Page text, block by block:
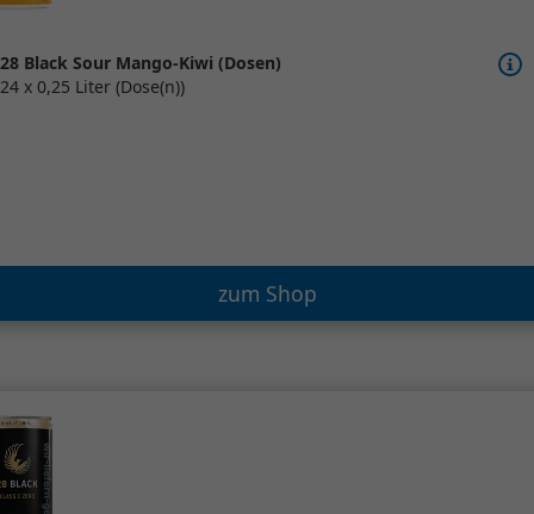
28 Black Sour Mango-Kiwi (Dosen)
24 x 0,25 Liter (Dose(n))
zum Shop